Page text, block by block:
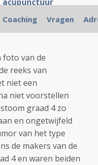
En leeft een
denkt dat dit
foto van de
reeks van
niet een
niet voorstellen
graad 4 zo
en ongetwijfeld
van het type
de makers van de
4 en waren beiden
Coaching Vragen